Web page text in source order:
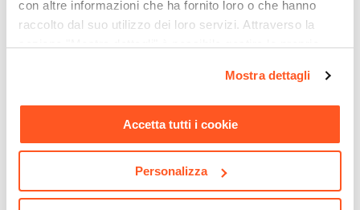
con altre informazioni che ha fornito loro o che hanno
raccolto dal suo utilizzo dei loro servizi. Attraverso la
momento. Per maggiori informazioni si invita a leggere la
Mostra dettagli
Accetta tutti i cookie
Personalizza